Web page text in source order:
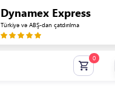
Dynamex Express
Türkiyə və ABŞ-dan çatdırılma